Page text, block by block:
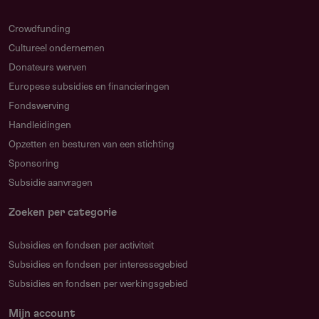
Welke voorwaarden gelden?
De film moet fictie (inclusief animatie) of documentaire
zijn met een minimumduur van 60 minuten
Het eerste auteursrecht moet in 2024 of later zijn
vastgesteld
Het productiebudget mag maximaal € 30.000.000
bedragen
Minimaal 50% van het productiebudget moet afkomstig
zijn uit MEDIA-deelnemende landen
De film moet in meerderheid geproduceerd zijn door
producenten uit deelnemende landen
Significante deelname (meer dan 50% van de punten)
Crowdfunding
Cultureel ondernemen
Donateurs werven
Europese subsidies en financieringen
Fondswerving
Handleidingen
Opzetten en besturen van een stichting
Sponsoring
Subsidie aanvragen
Zoeken per categorie
Subsidies en fondsen per activiteit
Subsidies en fondsen per interessegebied
Subsidies en fondsen per werkingsgebied
Mijn account